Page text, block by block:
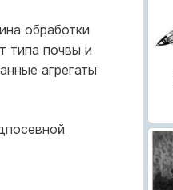
обработки
типа почвы и
агрегаты